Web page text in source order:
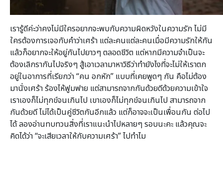
เรารู้ดีค่ะว่าคงไม่มีใครอยากจะพบกับความผิดหวังในความรัก ไม่มี
ใครต้องการเจอกับคำว่าเศร้า แต่ละคนแต่ละคนเมื่อมีความรักให้กัน
แล้วก็อยากจะให้อยู่กันไปยาวๆ ตลอดชีวิต แต่หากมีความจำเป็นจะ
ต้องเลิกรากันไปจริงๆ สู้เอาเวลามาหาวิธีว่าทำยังไงที่จะไม่ให้เราตก
อยู่ในอาการที่เรียกว่า “คน อกหัก” แบบที่เคยพูดๆ กัน คือไม่ต้อง
มานั่งเศร้า ร้องไห้ฟูมฟาย แต่สามารถจากกันด้วยดีด้วยความเข้าใจ
เราเองก็ไม่ทุกข์จนเกินไป เขาเองก็ไม่ทุกข์จนเกินไป สามารถจาก
กันด้วยดี ไม่ได้เป็นคู่ชีวิตกันอีกแล้ว แต่ก็อาจจะเป็นเพื่อนกัน ต่อไป
ได้ ลองอ่านทบทวนสิ่งที่เราแนะนำไปหลายๆ รอบนะคะ แล้วคุณจะ
คิดได้ว่า “จะเสียเวลาให้กับความเศร้า” ไปทำไม